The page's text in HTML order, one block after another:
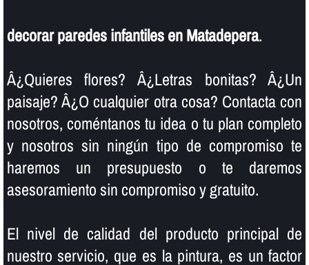
decorar paredes infantiles en Matadepera.
Â¿Quieres flores? Â¿Letras bonitas? Â¿Un
paisaje? Â¿O cualquier otra cosa? Contacta con
nosotros, coméntanos tu idea o tu plan completo
y nosotros sin ningún tipo de compromiso te
haremos un presupuesto o te daremos
asesoramiento sin compromiso y gratuito.
El nivel de calidad del producto principal de
nuestro servicio, que es la pintura, es un factor